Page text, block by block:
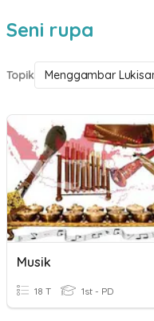
Seni rupa
Topik Menggambar
Musik
18 T 1st - PD